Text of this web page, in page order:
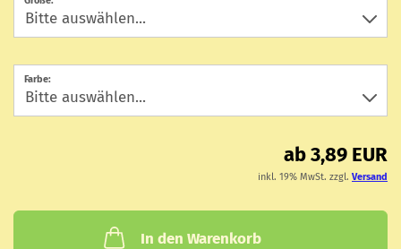
Farbe:
ab 3,89 EUR
inkl. 19% MwSt. zzgl. Versand
In den Warenkorb